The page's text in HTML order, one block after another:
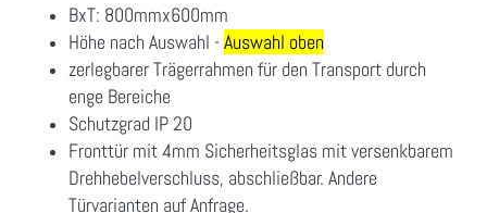
BxT: 800mmx600mm
Höhe nach Auswahl -Auswahl oben
zerlegbarer Trägerrahmen für den Transport durch
enge Bereiche
Schutzgrad IP 20
Fronttür mit 4mm Sicherheitsglas mit versenkbarem
Drehhebelverschluss, abschließbar. Andere
Türvarianten auf Anfrage.